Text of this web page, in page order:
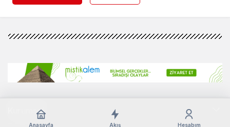
Anasayfa Akış Hesabım
Kurumsal